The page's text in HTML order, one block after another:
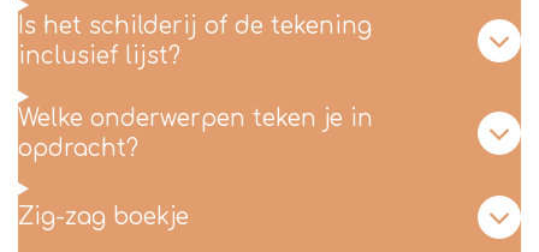
Is het schilderij of de tekening
inclusief lijst?
Welke onderwerpen teken je in
opdracht?
Zig-zag boekje